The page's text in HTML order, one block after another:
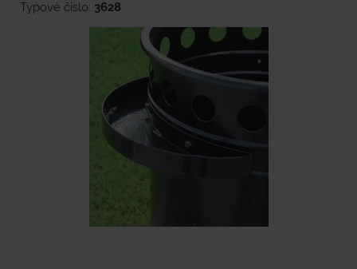
Typové číslo: 3628